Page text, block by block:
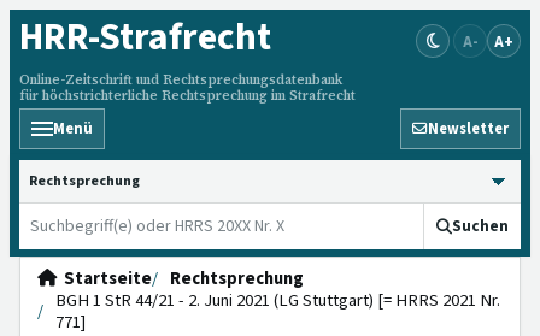
HRR-Strafrecht
Online-Zeitschrift und Rechtsprechungsdatenbank
für höchstrichterliche Rechtsprechung im Strafrecht
A- A+
Menü Newsletter
HRRS durchsuchen
Suchen
Startseite
Rechtsprechung
BGH 1 StR 44/21 - 2. Juni 2021 (LG Stuttgart) [= HRRS 2021 Nr.
771]